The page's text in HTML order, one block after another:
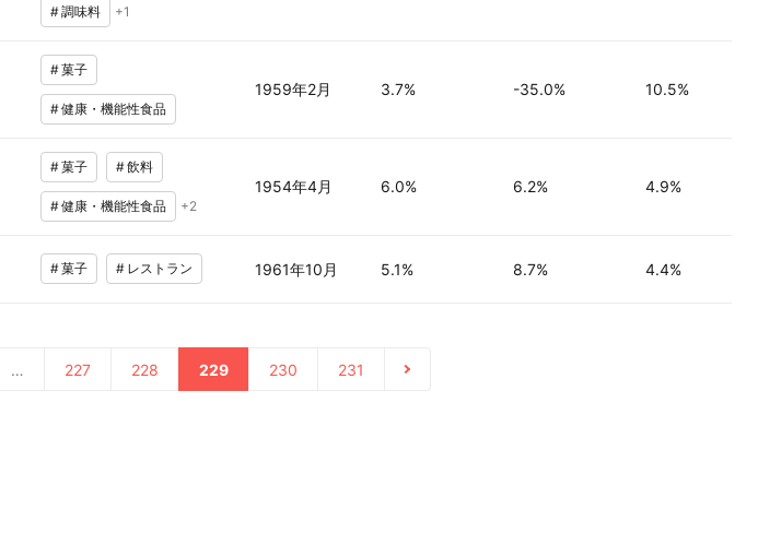
#調味料 +1
#菓子
#健康・機能性食品
1959年2月 3.7% -35.0% 10.5%
#菓子 #飲料
#健康・機能性食品 +2
1954年4月 6.0% 6.2% 4.9%
#菓子 # レストラン 1961年10月 5.1% 8.7% 4.4%
… 227 228 229 230 231